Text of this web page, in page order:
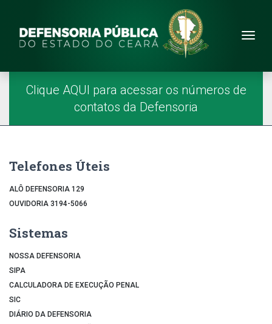
Site da Defensoria
Menu Principal
Página Inicial
Clique AQUI para acessar os números de
contatos da Defensoria
Telefones Úteis
ALÔ DEFENSORIA 129
OUVIDORIA 3194-5066
Sistemas
NOSSA DEFENSORIA
SIPA
CALCULADORA DE EXECUÇÃO PENAL
SIC
DIÁRIO DA DEFENSORIA